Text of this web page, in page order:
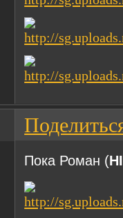
Пока Роман (